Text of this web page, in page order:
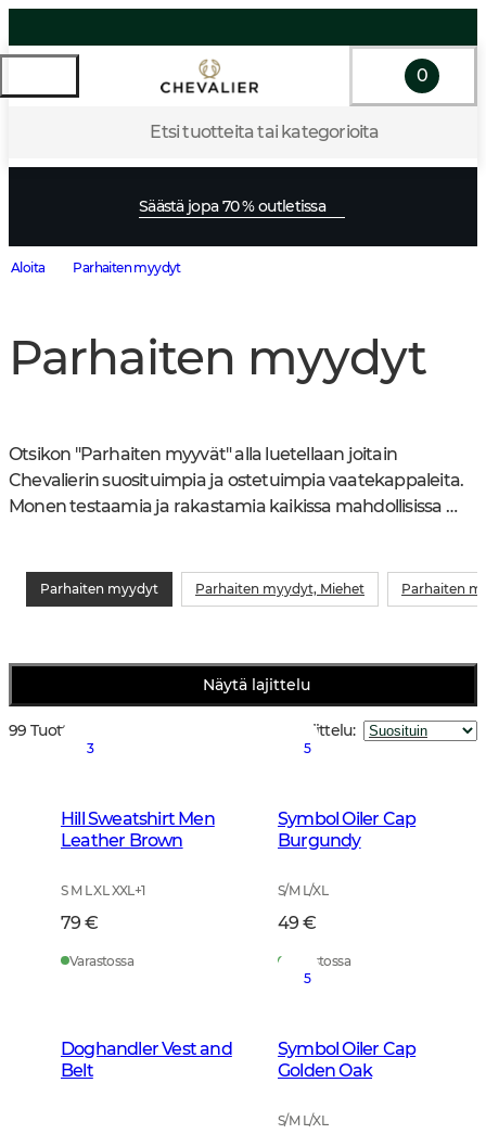
Etsi tuotteita tai kategorioita
0
Säästä jopa 70 % outletissa
Aloita Parhaiten myydyt
Parhaiten myydyt
Otsikon "Parhaiten myyvät" alla luetellaan joitain
Chevalierin suosituimpia ja ostetuimpia vaatekappaleita.
Monen testaamia ja rakastamia kaikissa mahdollisissa
Parhaiten myydyt Parhaiten myydyt, Miehet Parhaiten
Näytä lajittelu
99 Tuotteet Lajittelu:
3
Hill Sweatshirt Men
Leather Brown
S M L XL XXL+1
79 €
Varastossa
5
Symbol Oiler Cap
Burgundy
S/M L/XL
49 €
Varastossa
Doghandler Vest and
Belt
5
Symbol Oiler Cap
Golden Oak
S/M L/XL